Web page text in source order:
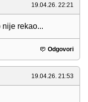
19.04.26. 22:21
rekao...
Odgovori
19.04.26. 21:53